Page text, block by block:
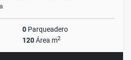
0 Parqueadero
120Área m2